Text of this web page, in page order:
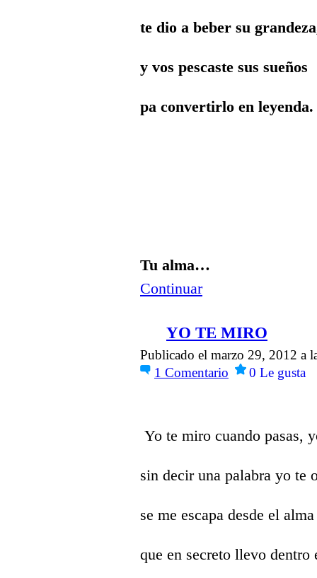
te dio a beber su
y vos pescaste sus sueños
pa convertirlo en leyenda.
Tu alma…
Continuar
YO TE MIRO
Publicado el marzo 29, 2012 a
1 Comentario 0 Le gusta
Yo te miro cuando pasas,
sin decir una palabra yo te
se me escapa desde el
que en secreto llevo